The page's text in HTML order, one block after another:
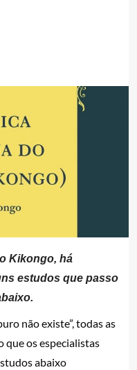
Kikongo, há
estudos que passo
não existe”, todas as
que os especialistas
abaixo